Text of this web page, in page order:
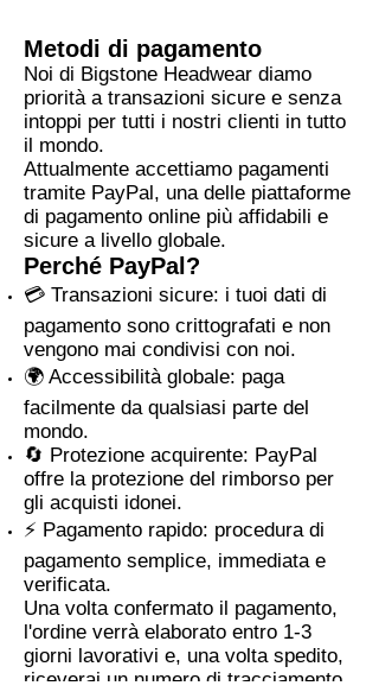
Metodi di pagamento
Noi di Bigstone Headwear diamo
priorità a transazioni sicure e senza
intoppi per tutti i nostri clienti in tutto
il mondo.
Attualmente accettiamo pagamenti
tramite PayPal, una delle piattaforme
di pagamento online più affidabili e
sicure a livello globale.
Perché PayPal?
💳 Transazioni sicure: i tuoi dati di
pagamento sono crittografati e non
vengono mai condivisi con noi.
🌍 Accessibilità globale: paga
facilmente da qualsiasi parte del
mondo.
🔄 Protezione acquirente: PayPal
offre la protezione del rimborso per
gli acquisti idonei.
⚡ Pagamento rapido: procedura di
pagamento semplice, immediata e
verificata.
Una volta confermato il pagamento,
l'ordine verrà elaborato entro 1-3
giorni lavorativi e, una volta spedito,
riceverai un numero di tracciamento.